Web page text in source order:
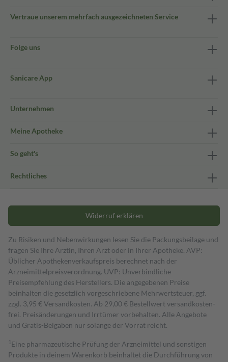
Vertraue unserem mehrfach ausgezeichneten Service
Folge uns
Sanicare App
Unternehmen
Meine Apotheke
So geht's
Rechtliches
Widerruf erklären
Zu Risiken und Nebenwirkungen lesen Sie die Packungsbeilage und
fragen Sie Ihre Ärztin, Ihren Arzt oder in Ihrer Apotheke. AVP:
Üblicher Apothekenverkaufspreis berechnet nach der
Arzneimittelpreisverordnung. UVP: Unverbindliche
Preisempfehlung des Herstellers. Die angegebenen Preise
beinhalten die gesetzlich vorgeschriebene Mehrwertsteuer, ggf.
zzgl. 3,95 € Versandkosten. Ab 29,00 € Bestell­wert versand­kosten­
frei. Preisänderungen und Irrtümer vorbehalten. Alle Angebote
und Gratis-Beigaben nur solange der Vorrat reicht.
1 Eine pharmazeutische Prüfung der Arzneimittel und sonstigen
Produkte in deinem Warenkorb beinhaltet die Durchführung von